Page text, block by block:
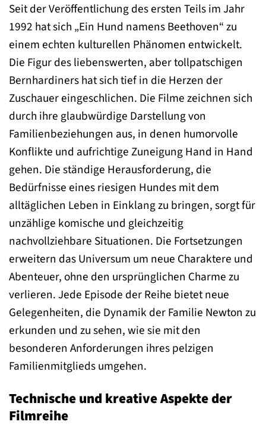
Seit der Veröffentlichung des ersten Teils im Jahr
1992 hat sich „Ein Hund namens Beethoven“ zu
einem echten kulturellen Phänomen entwickelt.
Die Figur des liebenswerten, aber tollpatschigen
Bernhardiners hat sich tief in die Herzen der
Zuschauer eingeschlichen. Die Filme zeichnen sich
durch ihre glaubwürdige Darstellung von
Familienbeziehungen aus, in denen humorvolle
Konflikte und aufrichtige Zuneigung Hand in Hand
gehen. Die ständige Herausforderung, die
Bedürfnisse eines riesigen Hundes mit dem
alltäglichen Leben in Einklang zu bringen, sorgt für
unzählige komische und gleichzeitig
nachvollziehbare Situationen. Die Fortsetzungen
erweitern das Universum um neue Charaktere und
Abenteuer, ohne den ursprünglichen Charme zu
verlieren. Jede Episode der Reihe bietet neue
Gelegenheiten, die Dynamik der Familie Newton zu
erkunden und zu sehen, wie sie mit den
besonderen Anforderungen ihres pelzigen
Familienmitglieds umgehen.
Technische und kreative Aspekte der
Filmreihe